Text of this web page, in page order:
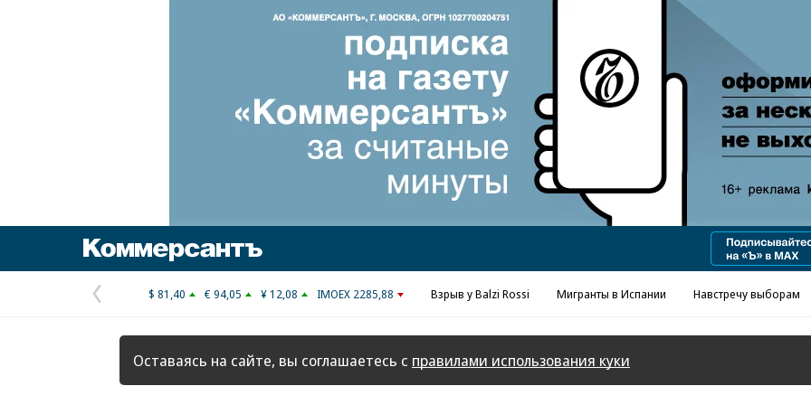
Реклама в «Ъ» www.kommersant.ru/ad
Предыдущая
страница
$ 81,40 € 94,05 ¥ 12,08 IMOEX 2285,88 Взрыв у Balzi Rossi Мигранты в Испании Навстречу выборам
Оставаясь на сайте, вы соглашаетесь с правилами использования куки